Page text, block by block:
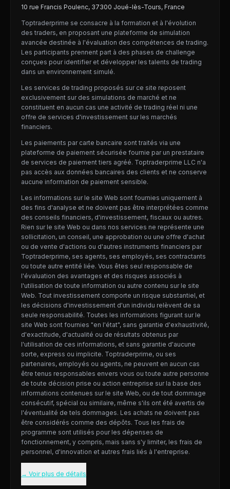
10 rue Francis Poulenc, 37300 Joué-lès-Tours, France
Toptraderprime se consacre à la formation et à l'évolution
des traders, en proposant une plateforme de simulation
avancée destinée à l'évaluation des compétences de trading.
Les participants prennent part à des phases de challenge
conçues pour identifier et développer les talents de trading
dans un environnement simulé.
Les services de trading proposés sur ce site reposent
exclusivement sur des simulations de marché et ne
constituent en aucun cas une activité de trading réel ni une
offre de services d'investissement sur les marchés
financiers.
Les paiements par carte bancaire sont traités via une
plateforme de paiement sécurisée fournie par un prestataire
de services de paiement tiers agréé. Toptraderprime LLC n'a
pas accès aux données bancaires des clients et ne conserve
aucune information de paiement sensible.
Les informations sur le site Web sont fournies uniquement à
des fins d'analyse et ne doivent pas être interprétées comme
des conseils financiers, d'investissement, fiscaux ou autres.
Rien sur le site Web ou dans nos services ne représente une
sollicitation, un conseil, une approbation ou une offre d'achat
ou de vente d'actions ou d'autres instruments financiers par
Toptraderprime, ses agents, ses employés, ses contractants
ou toute autre entité liée. Vous êtes seul responsable de
l'évaluation des avantages et des risques associés à
l'utilisation de toute information ou autre contenu sur le site
Web. Tout investissement comporte un risque substantiel, et
les décisions d'investissement d'un individu relèvent de sa
seule responsabilité. Toutes les informations figurant sur le
site Web sont fournies "en l'état", sans garantie d'exhaustivité,
d'exactitude, d'actualité ou de résultats obtenus par
l'utilisation de ces informations, et sans garantie d'aucune
sorte, express ou implicite. Toptraderprime, ou ses
partenaires, employés ou agents, ne peuvent en aucun cas
être tenus responsables envers vous ou toute autre personne
de toute décision prise ou action entreprise sur la base des
informations contenues sur le site Web, ou de tout dommage
consécutif, spécial ou similaire, même s'ils ont été avertis de
l'éventualité de tels dommages. Les achats ne doivent pas
être considérés comme des dépôts. Tous les frais de
programme sont utilisés pour les dépenses de
fonctionnement, y compris, mais sans s'y limiter, les frais de
personnel, d'innovation et autres frais liés à l'entreprise.
→ Voir plus de détails